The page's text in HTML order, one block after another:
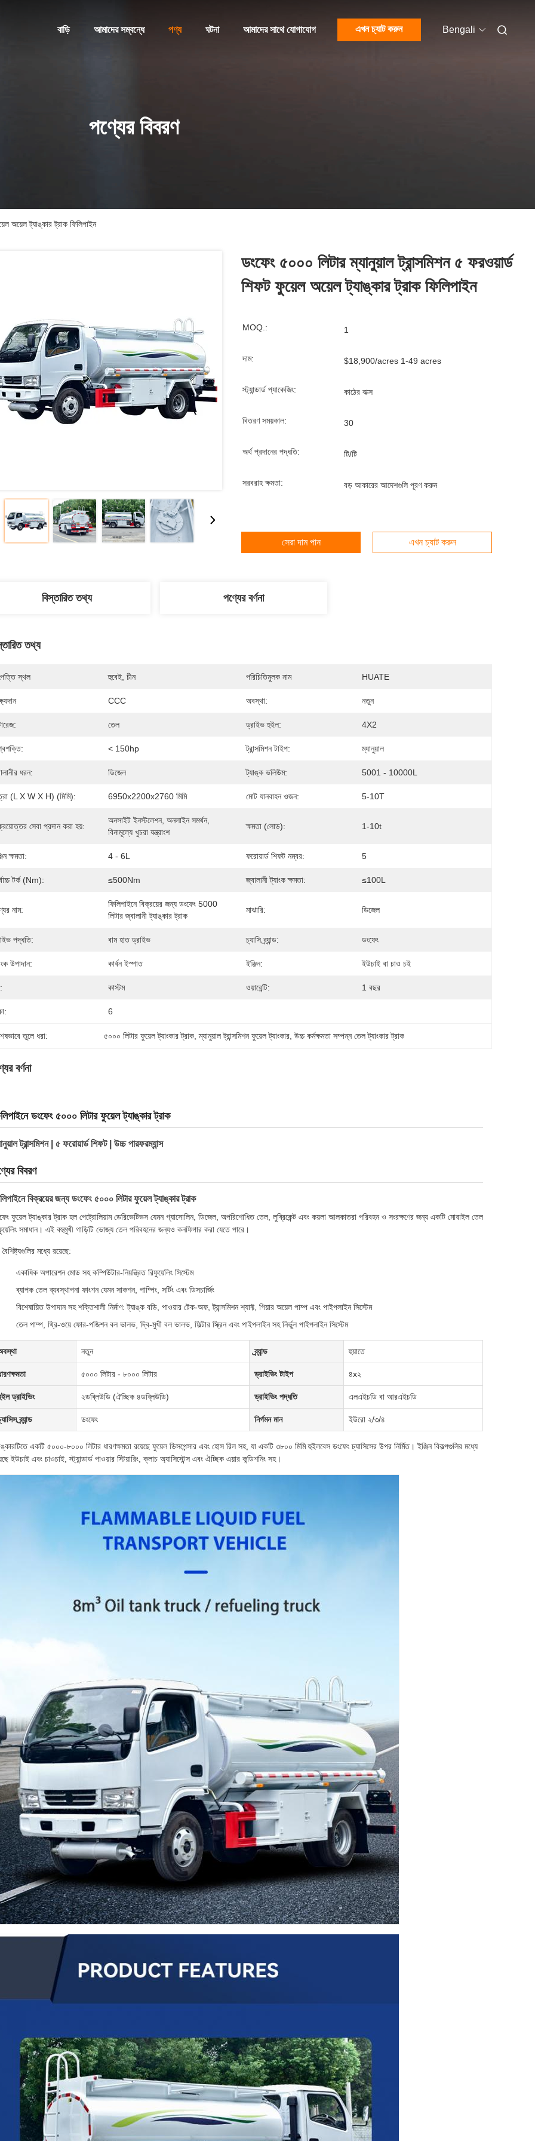
বাড়ি আমাদের সম্বন্ধে পণ্য ঘটনা আমাদের সাথে যোগাযোগ এখন চ্যাট করুন Bengali
পণ্যের বিবরণ
অয়েল ট্যাঙ্কার ট্রাক ফিলিপাইন
ডংফেং ৫০০০ লিটার ম্যানুয়াল ট্রান্সমিশন ৫ ফরওয়ার্ড
শিফট ফুয়েল অয়েল ট্যাঙ্কার ট্রাক ফিলিপাইন
MOQ.: 1
দাম: $18,900/acres 1-49 acres
স্ট্যান্ডার্ড প্যাকেজিং: কাঠের বাক্স
বিতরণ সময়কাল: 30
অর্থ প্রদানের পদ্ধতি: টি/টি
সরবরাহ ক্ষমতা: বড় আকারের আদেশগুলি পূরণ করুন
সেরা দাম পান এখন চ্যাট করুন
বিস্তারিত তথ্য পণ্যের বর্ণনা
তথ্য
স্থল হুবেই, চীন পরিচিতিমুলক নাম HUATE
CCC অবস্থা: নতুন
তেল ড্রাইভ হুইল: 4X2
< 150hp ট্রান্সমিশন টাইপ: ম্যানুয়াল
ধরন: ডিজেল ট্যাঙ্ক ভলিউম: 5001 - 10000L
(L X W X H) (মিমি): 6950x2200x2760 মিমি মোট যানবাহন ওজন: 5-10T
সেবা প্রদান করা হয়:
অনসাইট ইনস্টলেশন, অনলাইন সমর্থন,
বিনামূল্যে খুচরা যন্ত্রাংশ
ক্ষমতা (লোড): 1-10t
ক্ষমতা: 4 - 6L ফরোয়ার্ড শিফট নম্বর: 5
টর্ক (Nm): ≤500Nm জ্বালানী ট্যাংক ক্ষমতা: ≤100L
নাম:
ফিলিপাইনে বিক্রয়ের জন্য ডংফেং 5000
লিটার জ্বালানী ট্যাঙ্কার ট্রাক
মাঝারি: ডিজেল
পদ্ধতি: বাম হাত ড্রাইভ চ্যাসি ব্র্যান্ড: ডংফেং
উপাদান: কার্বন ইস্পাত ইঞ্জিন: ইউচাই বা চাও চই
কাস্টম ওয়ারেন্টি: 1 বছর
6
তুলে ধরা: ৫০০০ লিটার ফুয়েল ট্যাংকার ট্রাক , ম্যানুয়াল ট্রান্সমিশন ফুয়েল ট্যাংকার , উচ্চ কর্মক্ষমতা সম্পন্ন তেল ট্যাংকার ট্রাক
বর্ণনা
ডংফেং ৫০০০ লিটার ফুয়েল ট্যাঙ্কার ট্রাক
ট্রান্সমিশন | ৫ ফরোয়ার্ড শিফট | উচ্চ পারফরম্যান্স
বিবরণ
বিক্রয়ের জন্য ডংফেং ৫০০০ লিটার ফুয়েল ট্যাঙ্কার ট্রাক
ফুয়েল ট্যাঙ্কার ট্রাক হল পেট্রোলিয়াম ডেরিভেটিভস যেমন গ্যাসোলিন, ডিজেল, অপরিশোধিত তেল, লুব্রিকেন্ট এবং কয়লা আলকাতরা পরিবহন ও সংরক্ষণের জন্য একটি মোবাইল তেল
সমাধান। এই বহুমুখী গাড়িটি ভোজ্য তেল পরিবহনের জন্যও কনফিগার করা যেতে পারে।
মধ্যে রয়েছে:
একাধিক অপারেশন মোড সহ কম্পিউটার-নিয়ন্ত্রিত রিফুয়েলিং সিস্টেম
ব্যাপক তেল ব্যবস্থাপনা ফাংশন যেমন সাকশন, পাম্পিং, সর্টিং এবং ডিসচার্জিং
বিশেষায়িত উপাদান সহ শক্তিশালী নির্মাণ: ট্যাঙ্ক বডি, পাওয়ার টেক-অফ, ট্রান্সমিশন শ্যাফ্ট, গিয়ার অয়েল পাম্প এবং পাইপলাইন সিস্টেম
তেল পাম্প, থ্রি-ওয়ে ফোর-পজিশন বল ভালভ, দ্বি-মুখী বল ভালভ, ফিল্টার স্ক্রিন এবং পাইপলাইন সহ নির্ভুল পাইপলাইন সিস্টেম
নতুন ব্র্যান্ড হুয়াতে
৫০০০ লিটার - ৮০০০ লিটার ড্রাইভিং টাইপ ৪x২
ড্রাইভিং ২ডব্লিউডি (ঐচ্ছিক ৪ডব্লিউডি) ড্রাইভিং পদ্ধতি এলএইচডি বা আরএইচডি
ব্র্যান্ড ডংফেং নির্গমন মান ইউরো ২/৩/৪
একটি ৫০০০-৮০০০ লিটার ধারণক্ষমতা রয়েছে ফুয়েল ডিসপেন্সার এবং হোস রিল সহ, যা একটি ৩৮০০ মিমি হুইলবেস ডংফেং চ্যাসিসের উপর নির্মিত। ইঞ্জিন বিকল্পগুলির মধ্যে
ইউচাই এবং চাওচাই, স্ট্যান্ডার্ড পাওয়ার স্টিয়ারিং, ক্লাচ অ্যাসিস্টেন্স এবং ঐচ্ছিক এয়ার কন্ডিশনিং সহ।